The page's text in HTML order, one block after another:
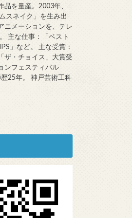
を量産。2003年、
スネイク」を生み出
ニメーションを、テレ
主な仕事：「ベスト
」など。 主な受賞：
ザ・チョイス」大賞受
ンフェスティバル
25年。 神戸芸術工科